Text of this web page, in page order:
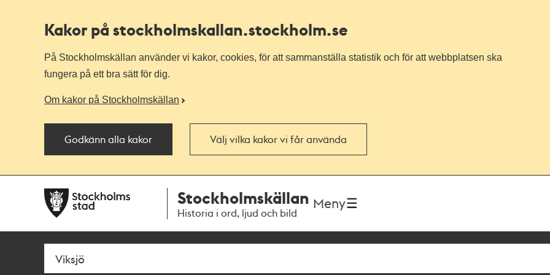
Kakor på stockholmskallan.stockholm.se
På Stockholmskällan använder vi kakor, cookies, för att sammanställa statistik och för att webbplatsen ska
fungera på ett bra sätt för dig.
Om kakor på Stockholmskällan
Godkänn alla kakor Välj vilka kakor vi får använda
navigationen
huvudinnehållet
Stockholmskällan
Historia i ord, ljud och bild
Meny
Sök